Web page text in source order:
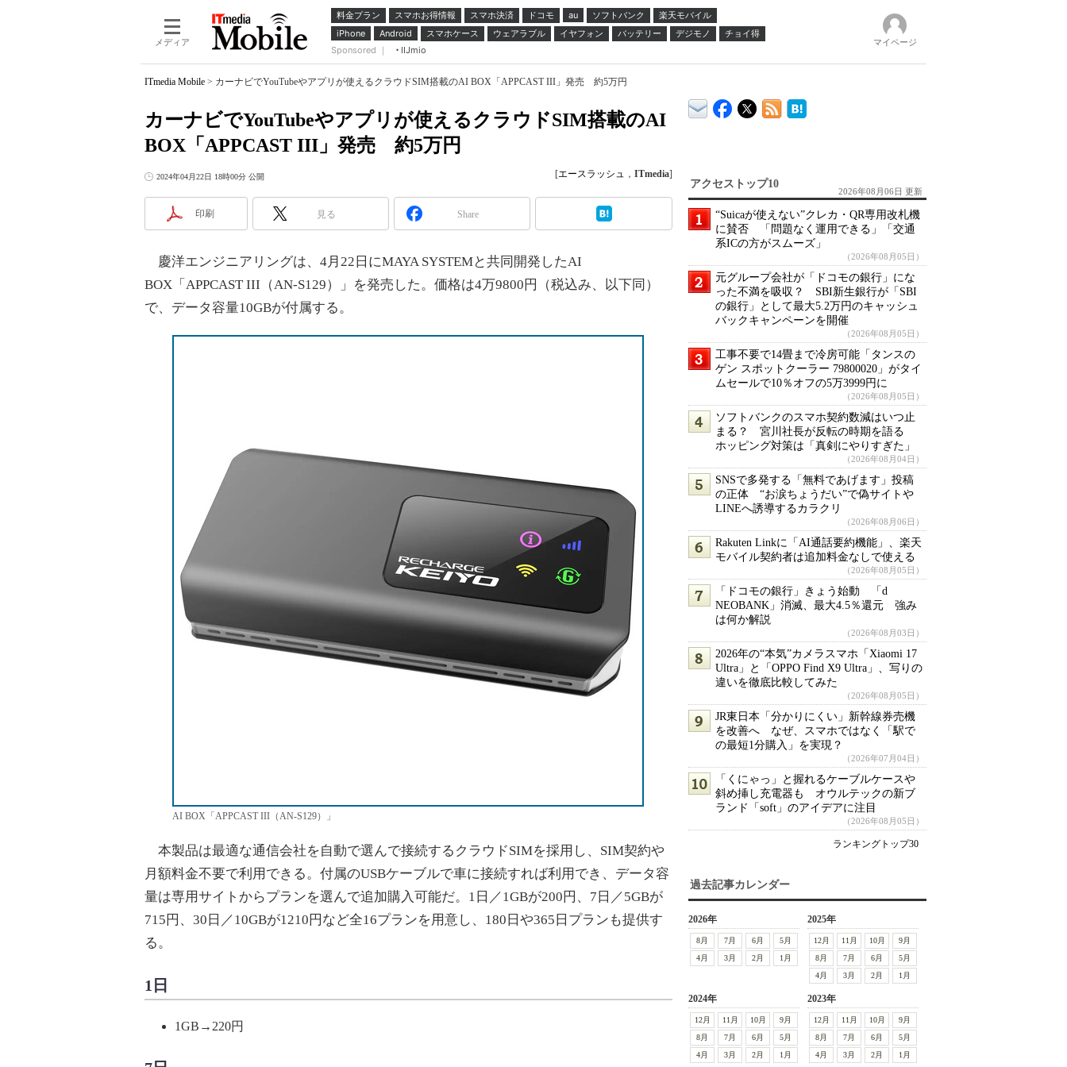
メディア
料金プラン スマホお得情報 スマホ決済 ドコモ au ソフトバンク
楽天モバイル
iPhone
Android スマホケース ウェアラブル イヤフォン バッテリー デジモノ
チョイ得
Sponsored ｜
IIJmio
マイページ
ITmedia Mobile > カーナビでYouTubeやアプリが使えるクラウドSIM搭載のAI BOX「APPCAST III」発売 約5万円
カーナビでYouTubeやアプリが使えるクラウドSIM搭載のAI
BOX「APPCAST III」発売 約5万円
2024年04月22日 18時00分 公開 [エースラッシュ ， ITmedia]
印刷 見る Share
慶洋エンジニアリングは、4月22日にMAYA SYSTEMと共同開発したAI
BOX「APPCAST III（AN-S129）」を発売した。価格は4万9800円（税込み、以下同）
で、データ容量10GBが付属する。
AI BOX「APPCAST III（AN-S129）」
本製品は最適な通信会社を自動で選んで接続するクラウドSIMを採用し、SIM契約や
月額料金不要で利用できる。付属のUSBケーブルで車に接続すれば利用でき、データ容
量は専用サイトからプランを選んで追加購入可能だ。1日／1GBが200円、7日／5GBが
715円、30日／10GBが1210円など全16プランを用意し、180日や365日プランも提供す
る。
1日
1GB→220円
アクセストップ10
2026年08月06日 更新
“Suicaが使えない”クレカ・QR専用改札機
に賛否 「問題なく運用できる」「交通
系ICの方がスムーズ」
（2026年08月05日）
元グループ会社が「ドコモの銀行」にな
った不満を吸収？ SBI新生銀行が「SBI
の銀行」として最大5.2万円のキャッシュ
バックキャンペーンを開催
（2026年08月05日）
工事不要で14畳まで冷房可能「タンスの
ゲン スポットクーラー 79800020」がタイ
ムセールで10％オフの5万3999円に
（2026年08月05日）
ソフトバンクのスマホ契約数減はいつ止
まる？ 宮川社長が反転の時期を語る
ホッピング対策は「真剣にやりすぎた」
（2026年08月04日）
SNSで多発する「無料であげます」投稿
の正体 “お涙ちょうだい”で偽サイトや
LINEへ誘導するカラクリ
（2026年08月06日）
Rakuten Linkに「AI通話要約機能」、楽天
モバイル契約者は追加料金なしで使える
（2026年08月05日）
「ドコモの銀行」きょう始動 「d
NEOBANK」消滅、最大4.5％還元 強み
は何か解説
（2026年08月03日）
2026年の“本気”カメラスマホ「Xiaomi 17
Ultra」と「OPPO Find X9 Ultra」、写りの
違いを徹底比較してみた
（2026年08月05日）
JR東日本「分かりにくい」新幹線券売機
を改善へ なぜ、スマホではなく「駅で
の最短1分購入」を実現？
（2026年07月04日）
「くにゃっ」と握れるケーブルケースや
斜め挿し充電器も オウルテックの新ブ
ランド「soft」のアイデアに注目
（2026年08月05日）
ランキングトップ30
過去記事カレンダー
2026年
8月 7月 6月
5月
4月
3月 2月 1月
2025年
12月 11月 10月
9月
8月
7月 6月
5月
4月
3月 2月 1月
2024年
12月 11月 10月
9月
8月
7月 6月
5月
4月
3月 2月 1月
2023年
12月 11月 10月
9月
8月
7月 6月
5月
4月
3月 2月 1月